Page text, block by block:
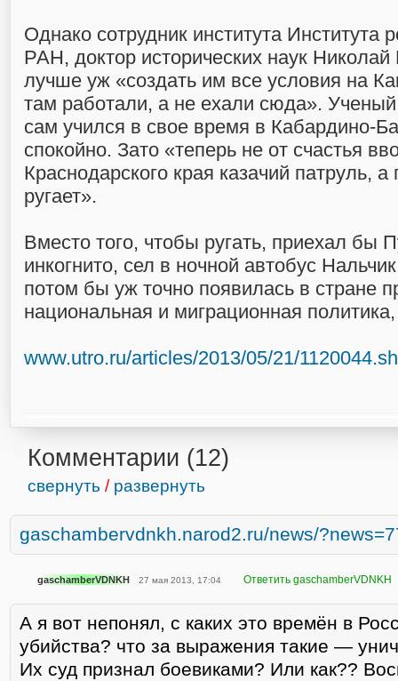
Однако сотрудник института Института
РАН, доктор исторических наук Николай
лучше уж «создать им все условия на
там работали, а не ехали сюда».
сам учился в свое время в Кабардино-
спокойно. Зато «теперь не от счастья
Краснодарского края казачий патруль, а
ругает».
Вместо того, чтобы ругать, приехал бы
инкогнито, сел в ночной автобус
потом бы уж точно появилась в стране
национальная и миграционная
www.utro.ru/articles/2013/05/21/
Комментарии (12)
свернуть / развернуть
gaschambervdnkh.narod2.ru/news/
gaschamberVDNKH 27 мая 2013, 17:04 Ответить gaschamberVDNKH
А я вот непонял, с каких это времён в
убийства? что за выражения такие —
Их суд признал боевиками? Или как??